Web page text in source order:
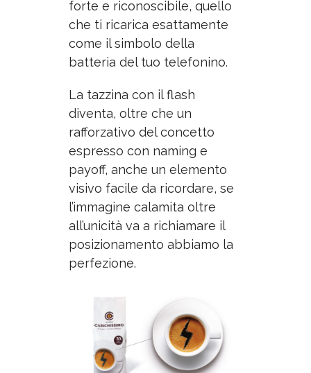
forte e riconoscibile, quello
che ti ricarica esattamente
come il simbolo della
batteria del tuo telefonino.
La tazzina con il flash
diventa, oltre che un
rafforzativo del concetto
espresso con naming e
payoff, anche un elemento
visivo facile da ricordare, se
l’immagine calamita oltre
all’unicità va a richiamare il
posizionamento abbiamo la
perfezione.